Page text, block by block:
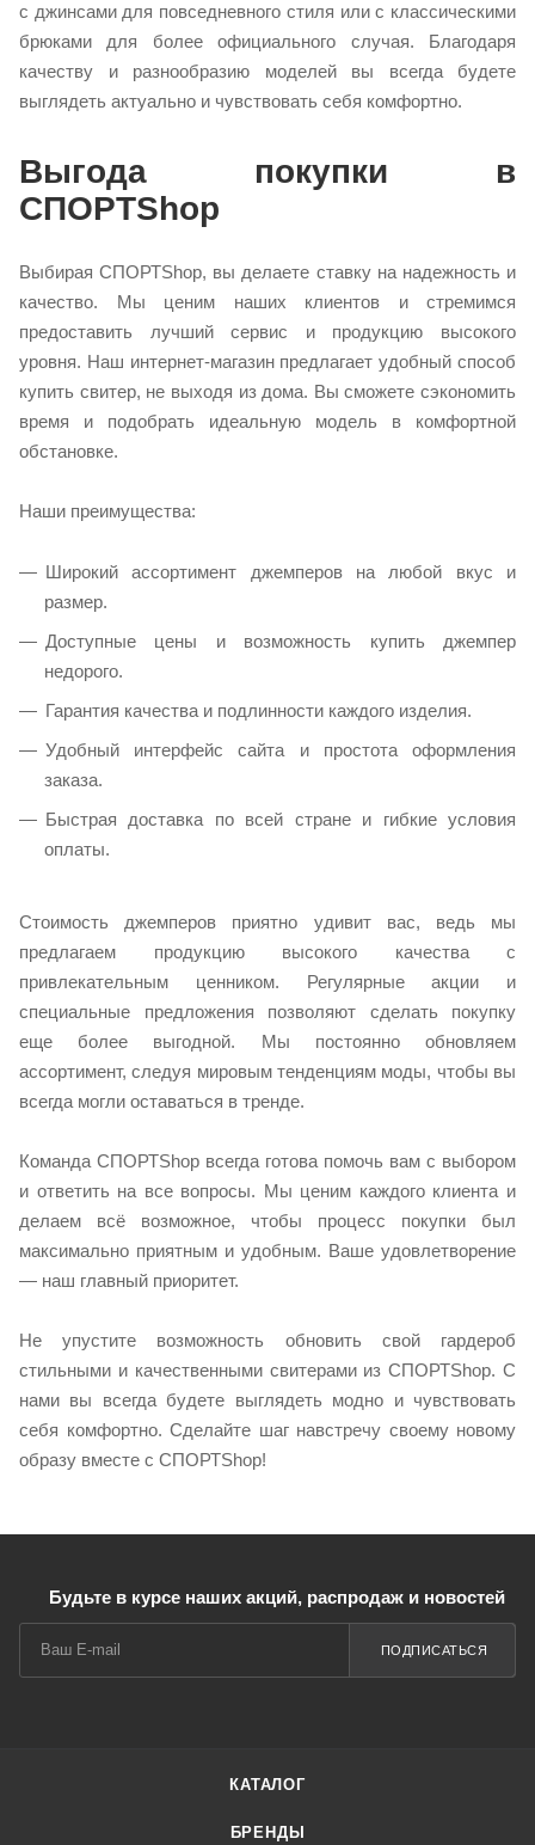
с джинсами для повседневного стиля или с классическими
брюками для более официального случая. Благодаря
качеству и разнообразию моделей вы всегда будете
выглядеть актуально и чувствовать себя комфортно.
Выгода покупки в
СПОРТShop
Выбирая СПОРТShop, вы делаете ставку на надежность и
качество. Мы ценим наших клиентов и стремимся
предоставить лучший сервис и продукцию высокого
уровня. Наш интернет-магазин предлагает удобный способ
купить свитер, не выходя из дома. Вы сможете сэкономить
время и подобрать идеальную модель в комфортной
обстановке.
Наши преимущества:
Широкий ассортимент джемперов на любой вкус и
размер.
Доступные цены и возможность купить джемпер
недорого.
Гарантия качества и подлинности каждого изделия.
Удобный интерфейс сайта и простота оформления
заказа.
Быстрая доставка по всей стране и гибкие условия
оплаты.
Стоимость джемперов приятно удивит вас, ведь мы
предлагаем продукцию высокого качества с
привлекательным ценником. Регулярные акции и
специальные предложения позволяют сделать покупку
еще более выгодной. Мы постоянно обновляем
ассортимент, следуя мировым тенденциям моды, чтобы вы
всегда могли оставаться в тренде.
Команда СПОРТShop всегда готова помочь вам с выбором
и ответить на все вопросы. Мы ценим каждого клиента и
делаем всё возможное, чтобы процесс покупки был
максимально приятным и удобным. Ваше удовлетворение
— наш главный приоритет.
Не упустите возможность обновить свой гардероб
стильными и качественными свитерами из СПОРТShop. С
нами вы всегда будете выглядеть модно и чувствовать
себя комфортно. Сделайте шаг навстречу своему новому
образу вместе с СПОРТShop!
Будьте в курсе наших акций, распродаж и новостей
ПОДПИСАТЬСЯ
КАТАЛОГ
БРЕНДЫ